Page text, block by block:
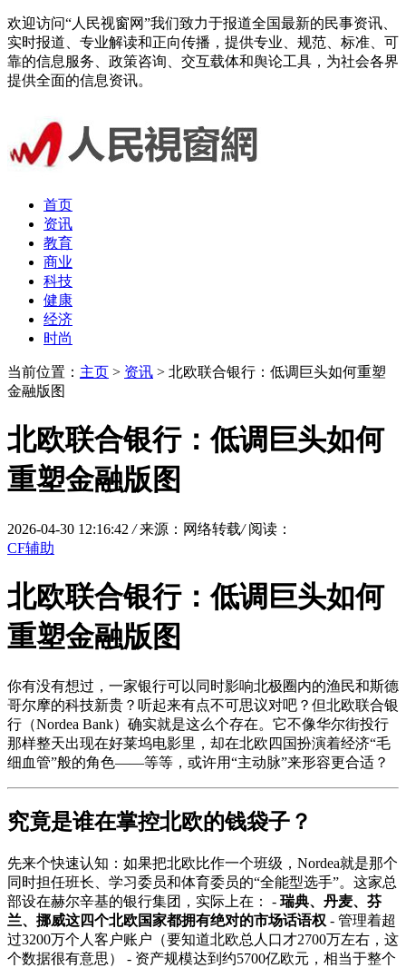
欢迎访问“人民视窗网”我们致力于报道全国最新的民事资讯、
实时报道、专业解读和正向传播，提供专业、规范、标准、可
靠的信息服务、政策咨询、交互载体和舆论工具，为社会各界
提供全面的信息资讯。
首页
资讯
教育
商业
科技
健康
经济
时尚
当前位置： 主页 > 资讯 > 北欧联合银行：低调巨头如何重塑
金融版图
北欧联合银行：低调巨头如何
重塑金融版图
2026-04-30 12:16:42 / 来源：网络转载/ 阅读：
CF辅助
北欧联合银行：低调巨头如何
重塑金融版图
你有没有想过，一家银行可以同时影响北极圈内的渔民和斯德
哥尔摩的科技新贵？听起来有点不可思议对吧？但北欧联合银
行（Nordea Bank）确实就是这么个存在。它不像华尔街投行
那样整天出现在好莱坞电影里，却在北欧四国扮演着经济“毛
细血管”般的角色——等等，或许用“主动脉”来形容更合适？
究竟是谁在掌控北欧的钱袋子？
先来个快速认知：如果把北欧比作一个班级，Nordea就是那个
同时担任班长、学习委员和体育委员的“全能型选手”。这家总
部设在赫尔辛基的银行集团，实际上在： - 瑞典、丹麦、芬
兰、挪威这四个北欧国家都拥有绝对的市场话语权 - 管理着超
过3200万个人客户账户（要知道北欧总人口才2700万左右，这
个数据很有意思） - 资产规模达到约5700亿欧元，相当于整个